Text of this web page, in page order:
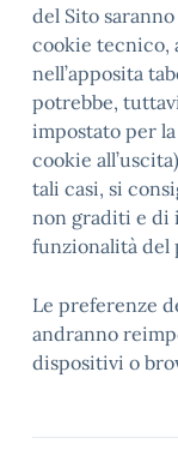
del Sito
cookie tecnico,
nell’apposita
potrebbe,
impostato per
cookie
tali casi, si
non graditi e di
funzionalità del
Le preferenze
andranno
dispositivi o